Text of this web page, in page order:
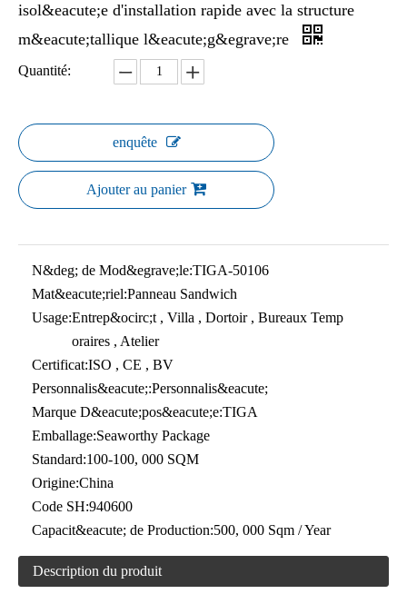
isol&eacute;e d'installation rapide avec la structure
m&eacute;tallique l&eacute;g&egrave;re
Quantité:
enquête
Ajouter au panier
N&deg; de Mod&egrave;le:TIGA-50106
Mat&eacute;riel:Panneau Sandwich
Usage:Entrep&ocirc;t , Villa , Dortoir , Bureaux Temp
oraires , Atelier
Certificat:ISO , CE , BV
Personnalis&eacute;:Personnalis&eacute;
Marque D&eacute;pos&eacute;e:TIGA
Emballage:Seaworthy Package
Standard:100-100, 000 SQM
Origine:China
Code SH:940600
Capacit&eacute; de Production:500, 000 Sqm / Year
Description du produit